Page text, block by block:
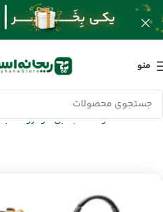
منو
خانه/محصولات/جانبی خودرو/